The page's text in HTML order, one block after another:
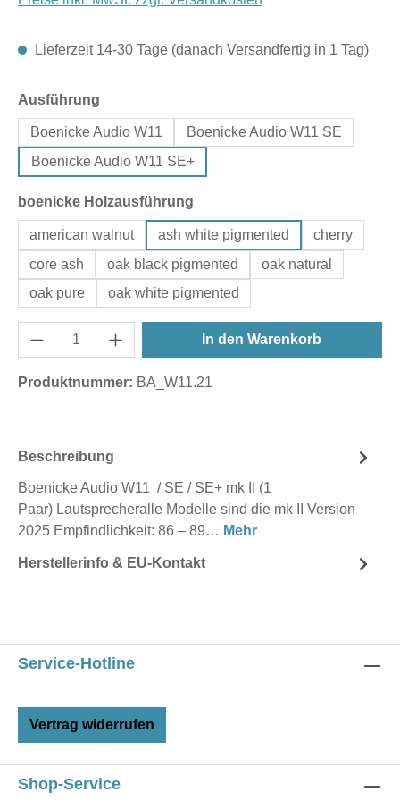
Lieferzeit 14-30 Tage (danach Versandfertig in 1 Tag)
Ausführung
Boenicke Audio W11
Boenicke Audio W11 SE
Boenicke Audio W11 SE+
boenicke Holzausführung
american walnut ash white pigmented
cherry
core ash
oak black pigmented
oak natural
oak pure
oak white pigmented
In den Warenkorb
Produktnummer: BA_W11.21
Beschreibung
Boenicke Audio W11 / SE / SE+ mk II (1
Paar) Lautsprecheralle Modelle sind die mk II Version
2025 Empfindlichkeit: 86 – 89… Mehr
Herstellerinfo & EU-Kontakt
Service-Hotline
Vertrag widerrufen
Shop-Service